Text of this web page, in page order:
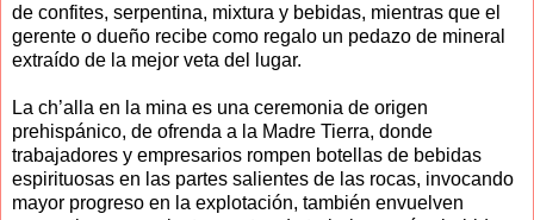
de confites, serpentina, mixtura y bebidas, mientras que el
gerente o dueño recibe como regalo un pedazo de mineral
extraído de la mejor veta del lugar.
La ch’alla en la mina es una ceremonia de origen
prehispánico, de ofrenda a la Madre Tierra, donde
trabajadores y empresarios rompen botellas de bebidas
espirituosas en las partes salientes de las rocas, invocando
mayor progreso en la explotación, también envuelven